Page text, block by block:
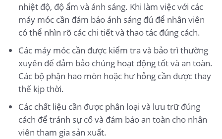
nhiệt độ, độ ẩm và ánh sáng. Khi làm việc với các
máy móc cần đảm bảo ánh sáng đủ để nhân viên
có thể nhìn rõ các chi tiết và thao tác đúng cách.
Các máy móc cần được kiểm tra và bảo trì thường
xuyên để đảm bảo chúng hoạt động tốt và an toàn.
Các bộ phận hao mòn hoặc hư hỏng cần được thay
thế kịp thời.
Các chất liệu cần được phân loại và lưu trữ đúng
cách để tránh sự cố và đảm bảo an toàn cho nhân
viên tham gia sản xuất.